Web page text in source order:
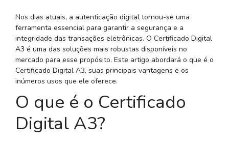
Nos dias atuais, a autenticação digital tornou-se uma
ferramenta essencial para garantir a segurança e a
integridade das transações eletrônicas. O Certificado Digital
A3 é uma das soluções mais robustas disponíveis no
mercado para esse propósito. Este artigo abordará o que é o
Certificado Digital A3, suas principais vantagens e os
inúmeros usos que ele oferece.
O que é o Certificado
Digital A3?